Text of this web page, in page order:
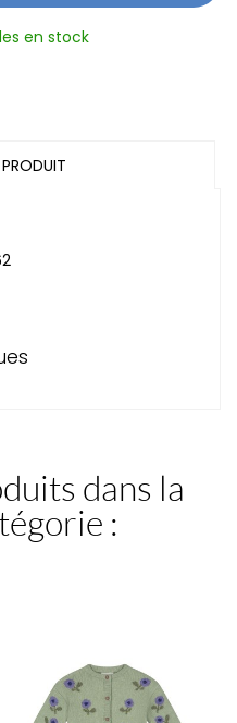
en stock
dans la
: